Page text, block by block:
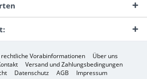
rechtliche Vorabinformationen
Über uns
Versand und Zahlungsbedingungen
Datenschutz AGB Impressum